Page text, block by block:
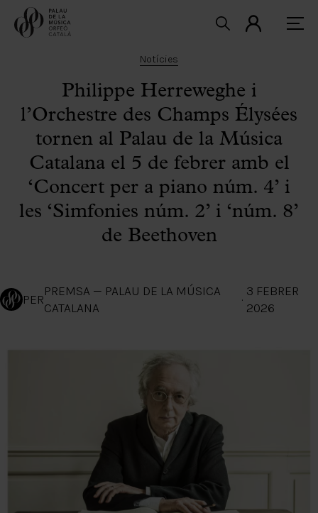
Notícies
Philippe Herreweghe i
l’Orchestre des Champs Élysées
tornen al Palau de la Música
Catalana el 5 de febrer amb el
‘Concert per a piano núm. 4’ i
les ‘Simfonies núm. 2’ i ‘núm. 8’
de Beethoven
PER
PREMSA — PALAU DE LA MÚSICA
CATALANA
·
3 FEBRER
2026